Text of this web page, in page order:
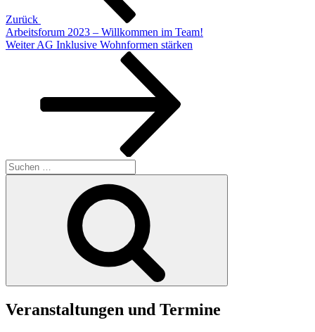
Zurück
Arbeitsforum 2023 – Willkommen im Team!
Nächster
Weiter AG Inklusive Wohnformen stärken
Suche
nach:
Veranstaltungen und Termine